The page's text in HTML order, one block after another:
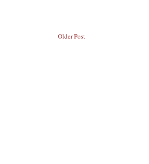
Older Post